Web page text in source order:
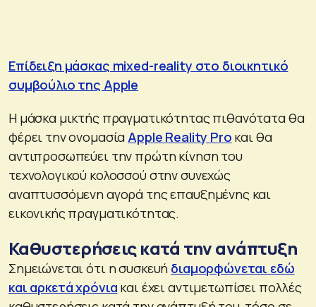
Επίδειξη μάσκας mixed-reality στο διοικητικό
συμβούλιο της Apple
Η μάσκα μικτής πραγματικότητας πιθανότατα θα
φέρει την ονομασία Apple Reality Pro και θα
αντιπροσωπεύει την πρώτη κίνηση του
τεχνολογικού κολοσσού στην συνεχώς
αναπτυσσόμενη αγορά της επαυξημένης και
εικονικής πραγματικότητας.
Καθυστερήσεις κατά την ανάπτυξη
Σημειώνεται ότι η συσκευή διαμορφώνεται εδώ
και αρκετά χρόνια και έχει αντιμετωπίσει πολλές